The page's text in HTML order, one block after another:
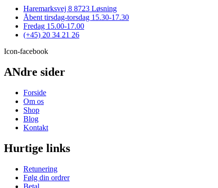
vælges
på
varesiden
Haremarksvej 8 8723 Løsning
Åbent tirsdag-torsdag 15.30-17.30
Fredag 15.00-17.00
(+45) 20 34 21 26
Icon-facebook
ANdre sider
Forside
Om os
Shop
Blog
Kontakt
Hurtige links
Retunering
Følg din ordrer
Betal